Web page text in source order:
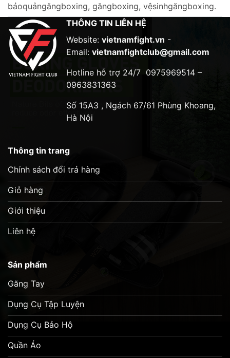
bảoquảngăngboxing, găngboxing, vệsinhgăngboxing.
THÔNG TIN LIÊN HỆ
Website: vietnamfight.vn -
Email: vietnamfightclub@gmail.com
Hotline hỗ trợ 24/7 0975969514 –
0963831363
Số 15A3 , Ngách 67/61 Phùng Khoang,
Hà Nội
Thông tin trang
Chính sách đổi trả hàng
Giỏ hàng
Giới thiệu
Liên hệ
Sản phẩm
Găng Tay
Dụng Cụ Tập Luyện
Dụng Cụ Bảo Hộ
Quần Áo